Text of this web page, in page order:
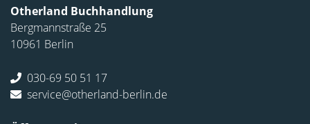
Otherland Buchhandlung
Bergmannstraße 25
10961 Berlin
030-69 50 51 17
service@otherland-berlin.de